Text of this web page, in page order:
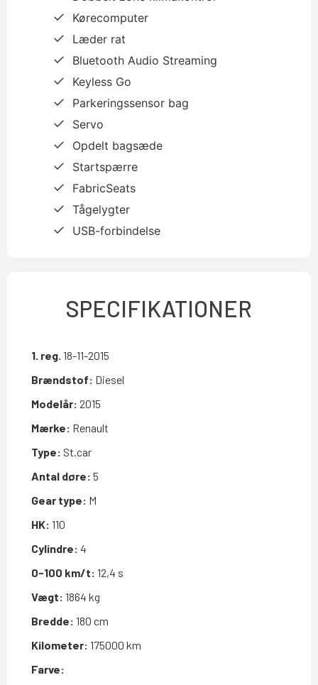
Kørecomputer
Læder rat
Bluetooth Audio Streaming
Keyless Go
Parkeringssensor bag
Servo
Opdelt bagsæde
Startspærre
FabricSeats
Tågelygter
USB-forbindelse
SPECIFIKATIONER
1. reg. 18-11-2015
Brændstof: Diesel
Modelår: 2015
Mærke: Renault
Type: St.car
Antal døre: 5
Gear type: M
HK: 110
Cylindre: 4
0-100 km/t: 12,4 s
Vægt: 1864 kg
Bredde: 180 cm
Kilometer: 175000 km
Farve: